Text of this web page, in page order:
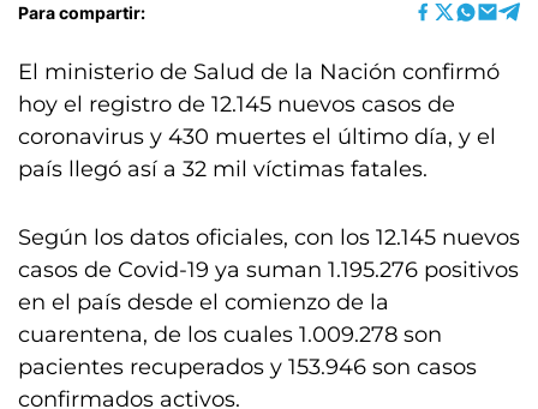
Para compartir:
El ministerio de Salud de la Nación confirmó
hoy el registro de 12.145 nuevos casos de
coronavirus y 430 muertes el último día, y el
país llegó así a 32 mil víctimas fatales.
Según los datos oficiales, con los 12.145 nuevos
casos de Covid-19 ya suman 1.195.276 positivos
en el país desde el comienzo de la
cuarentena, de los cuales 1.009.278 son
pacientes recuperados y 153.946 son casos
confirmados activos.